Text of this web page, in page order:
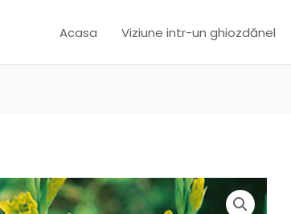
Acasa Viziune intr-un ghiozdănel